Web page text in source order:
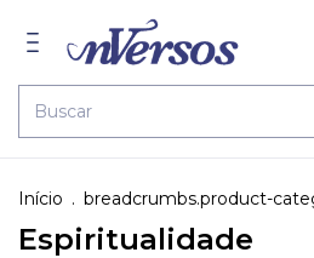
Início . breadcrumbs.product-
Espiritualidade